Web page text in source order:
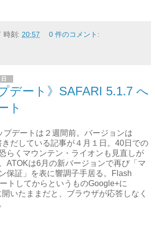
時刻: 20:57 0 件のコメント:
デート》SAFARI 5.1.7 へ
ト
プデートは２週間前。バージョンは
だしている記事が４月１日。40日での
らくマウンテン・ライオンも見直しが
ATOKは6月の新バージョンで再び「マ
保証」を表に響調子手居る。Flash
トしてからというものGoogle+に
いたままだと、ブラウザが応答しなく